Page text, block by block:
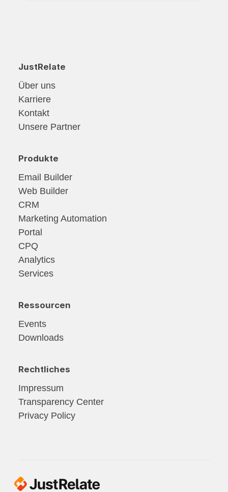
JustRelate
Über uns
Karriere
Kontakt
Unsere Partner
Produkte
Email Builder
Web Builder
CRM
Marketing Automation
Portal
CPQ
Analytics
Services
Ressourcen
Events
Downloads
Rechtliches
Impressum
Transparency Center
Privacy Policy